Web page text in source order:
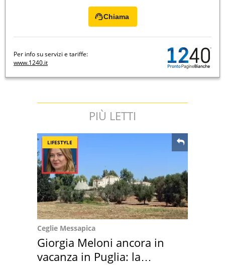
Chiama
Per info su servizi e tariffe:
www.1240.it
PIÙ LETTI
LIFESTYLE
Ceglie Messapica
Giorgia Meloni ancora in
vacanza in Puglia: la